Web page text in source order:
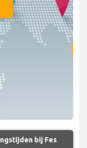
bij Fes